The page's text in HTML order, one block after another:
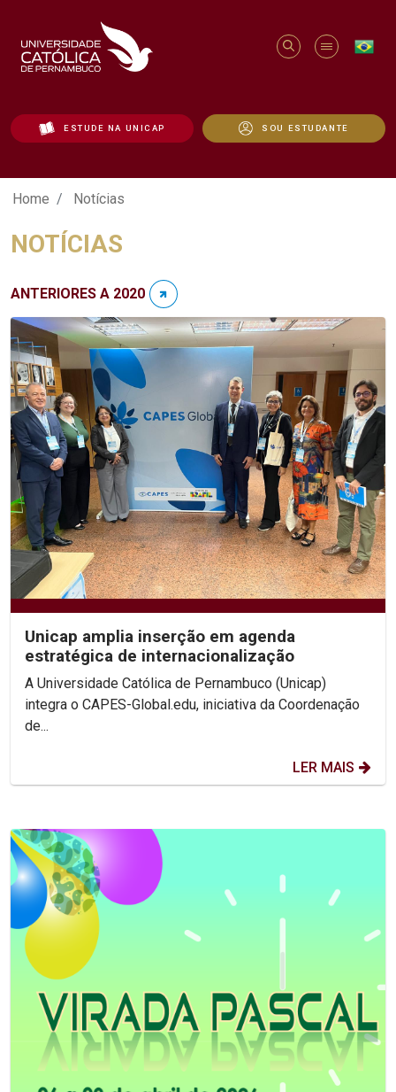
ESTUDE NA UNICAP SOU ESTUDANTE
Notícias - Unicap
Home Notícias
NOTÍCIAS
ANTERIORES A 2020
Unicap amplia inserção em agenda
estratégica de internacionalização
A Universidade Católica de Pernambuco (Unicap)
integra o CAPES-Global.edu, iniciativa da Coordenação
de...
LER MAIS